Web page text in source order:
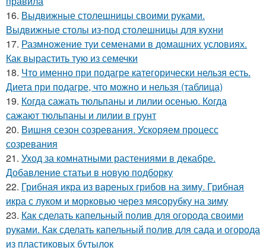
16. Выдвижные столешницы своими руками.
Выдвижные столы из-под столешницы для кухни
17. Размножение туи семенами в домашних условиях.
Как вырастить тую из семечки
18. Что именно при подагре категорически нельзя есть.
Диета при подагре, что можно и нельзя (таблица)
19. Когда сажать тюльпаны и лилии осенью. Когда
сажают тюльпаны и лилии в грунт
20. Вишня сезон созревания. Ускоряем процесс
созревания
21. Уход за комнатными растениями в декабре.
Добавление статьи в новую подборку
22. Грибная икра из вареных грибов на зиму. Грибная
икра с луком и морковью через мясорубку на зиму
23. Как сделать капельный полив для огорода своими
руками. Как сделать капельный полив для сада и огорода
из пластиковых бутылок